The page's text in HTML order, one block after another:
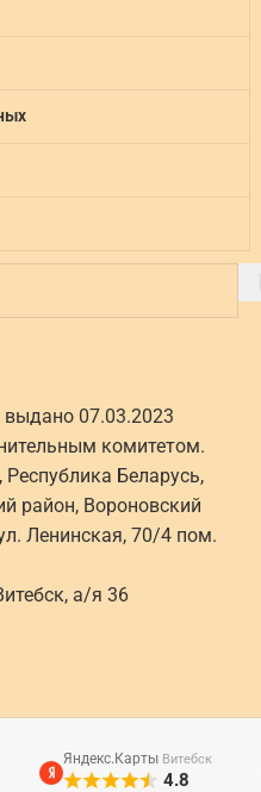
07.03.2023
комитетом.
Беларусь,
район, Вороновский
Ленинская, 70/4 пом.
а/я 36
Яндекс.Карты Витебск
4.8